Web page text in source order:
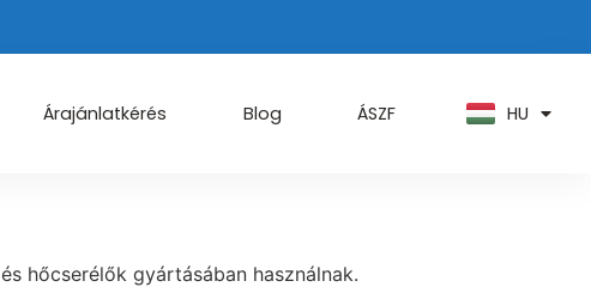
Árajánlatkérés Blog ÁSZF HU
AR
és hőcserélők gyártásában használnak.